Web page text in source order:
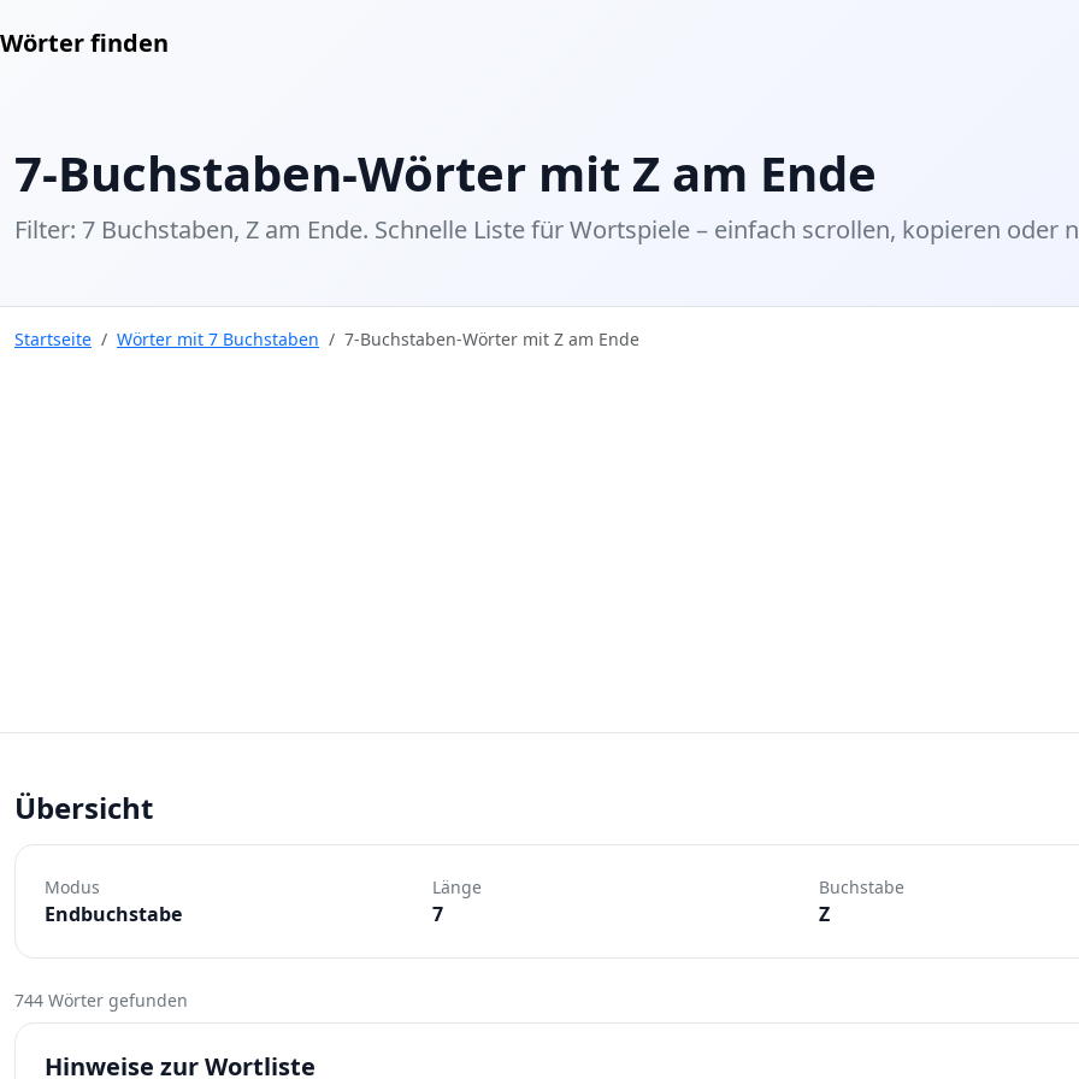
Wörter finden
7-Buchstaben-Wörter mit Z am Ende
Filter: 7 Buchstaben, Z am Ende. Schnelle Liste für Wortspiele – einfach scrollen, kopieren oder
Startseite Wörter mit 7 Buchstaben 7-Buchstaben-Wörter mit Z am Ende
Übersicht
Modus
Endbuchstabe
Länge
7
Buchstabe
Z
744 Wörter gefunden
Hinweise zur Wortliste